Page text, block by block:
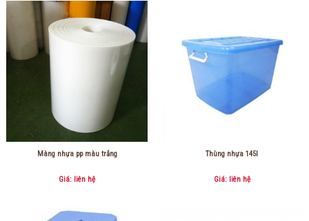
Màng nhựa pp màu trắng
Giá: liên hệ
Thùng nhựa 145l
Giá: liên hệ